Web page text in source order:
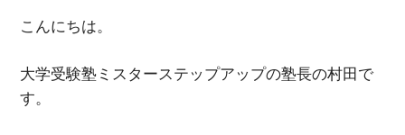
こんにちは。
大学受験塾ミスターステップアップの塾長の村田で
す。